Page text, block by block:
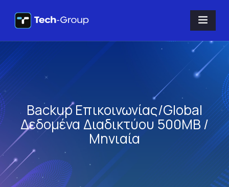
Backup Επικοινωνίας/Global
Δεδομένα Διαδικτύου 500MB /
Μηνιαία